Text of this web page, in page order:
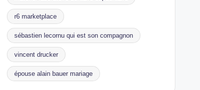
r6 marketplace
sébastien lecornu qui est son compagnon
vincent drucker
épouse alain bauer mariage